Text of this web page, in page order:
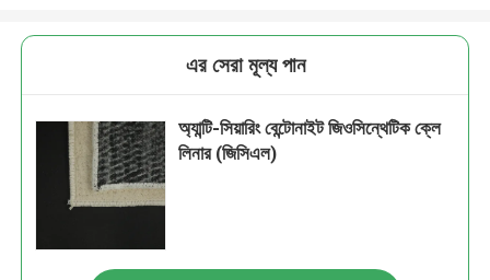
এর সেরা মূল্য পান
অ্যান্টি-সিয়ারিং বেন্টোনাইট জিওসিন্থেটিক ক্লে
লিনার (জিসিএল)